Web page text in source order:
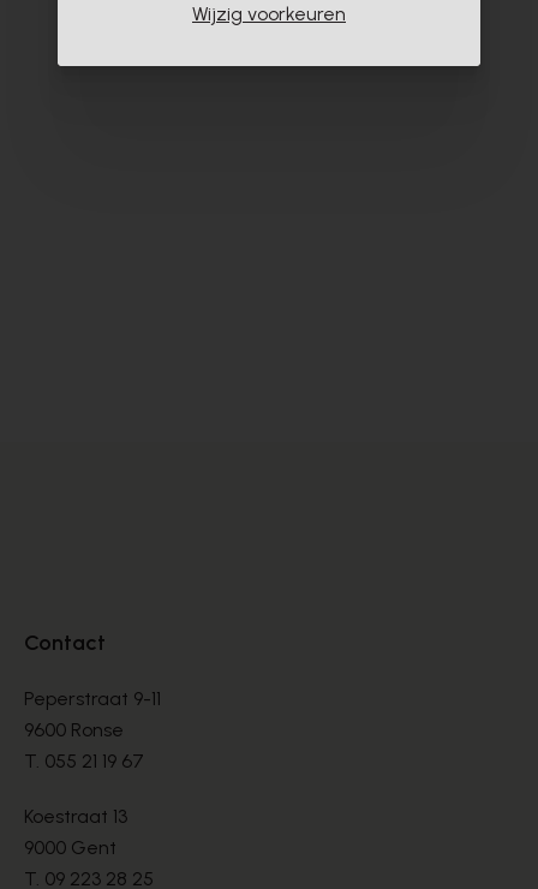
Contact
Peperstraat 9-11
9600 Ronse
T. 055 21 19 67
Koestraat 13
9000 Gent
T. 09 223 28 25
Wijzig voorkeuren